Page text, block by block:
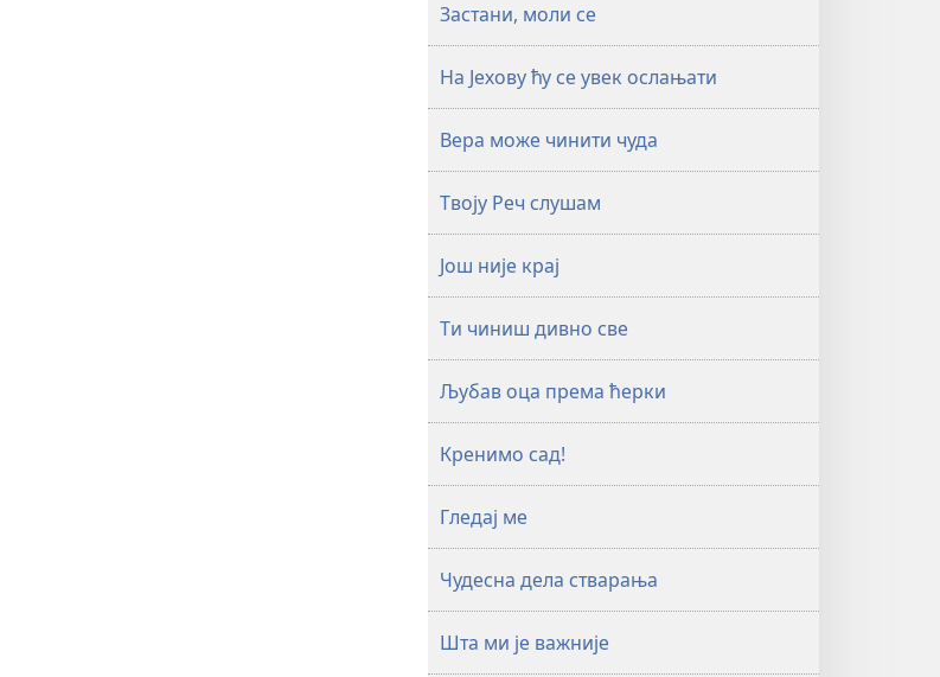
Застани, моли се
На Јехову ћу се увек ослањати
Вера може чинити чуда
Твоју Реч слушам
Још није крај
Ти чиниш дивно све
Љубав оца према ћерки
Кренимо сад!
Гледај ме
Чудесна дела стварања
Шта ми је важније